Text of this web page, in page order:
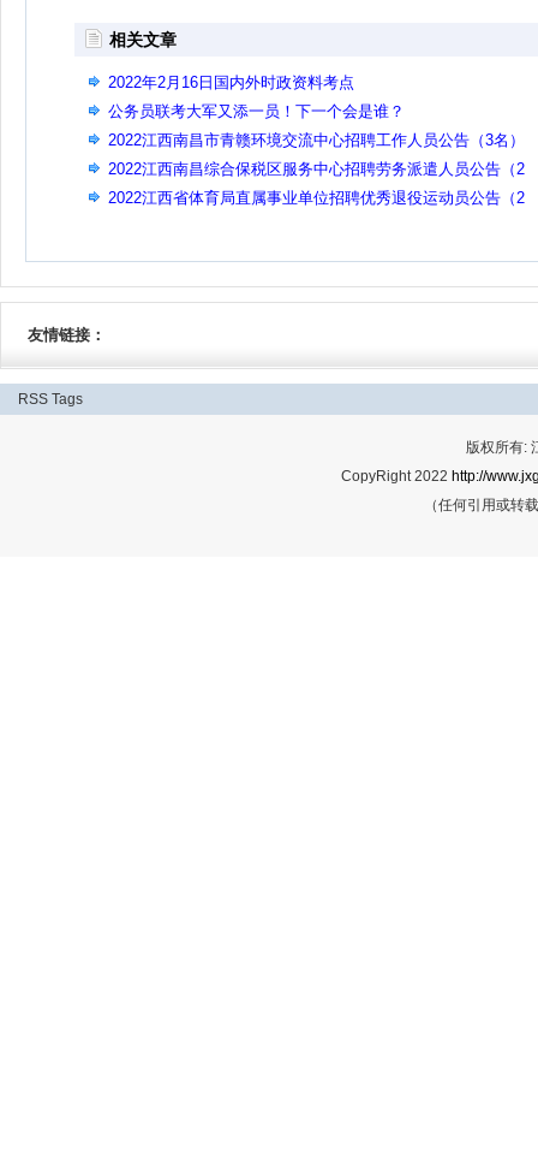
相关文章
2022年2月16日国内外时政资料考点
公务员联考大军又添一员！下一个会是谁？
2022江西南昌市青赣环境交流中心招聘工作人员公告（3名）
2022江西南昌综合保税区服务中心招聘劳务派遣人员公告（2
名）
2022江西省体育局直属事业单位招聘优秀退役运动员公告（2
友情链接：
RSS Tags
版权所有:
CopyRight 2022 http://
（任何引用或转